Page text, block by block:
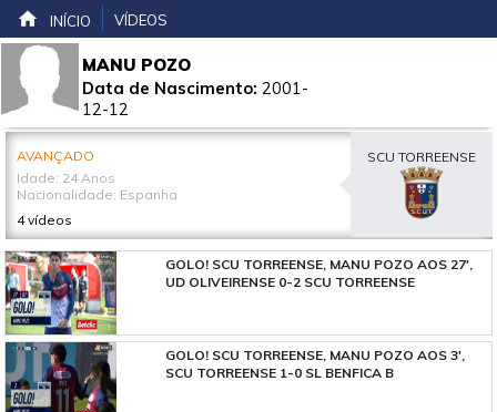
INÍCIO VÍDEOS
MANU POZO
Data de Nascimento: 2001-
12-12
AVANÇADO
Idade: 24 Anos
Nacionalidade: Espanha
4 vídeos
SCU TORREENSE
GOLO! SCU TORREENSE, MANU POZO AOS 27',
UD OLIVEIRENSE 0-2 SCU TORREENSE
GOLO! SCU TORREENSE, MANU POZO AOS 3',
SCU TORREENSE 1-0 SL BENFICA B